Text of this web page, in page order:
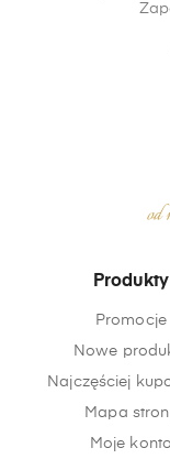
Produkty
Promocje
Nowe
Najczęściej
Mapa
Moje konto